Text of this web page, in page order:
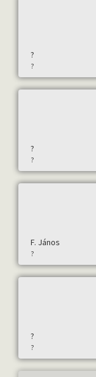
?
?
?
?
F. János
?
?
?